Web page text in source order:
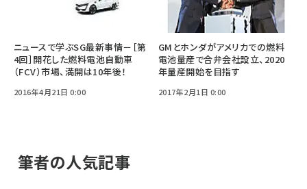
ニュースで学ぶSG最新事情－［第
4回］開花した燃料電池自動車
（FCV）市場、満開は10年後！
2016年4月21日 0:00
GMとホンダがアメリカでの燃料
電池量産で合弁会社設立、2020
年量産開始を目指す
2017年2月1日 0:00
筆者の人気記事